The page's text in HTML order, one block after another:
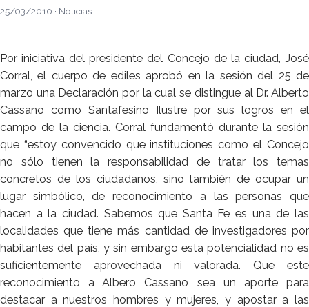
25/03/2010 · Noticias
Por iniciativa del presidente del Concejo de la ciudad, José
Corral, el cuerpo de ediles aprobó en la sesión del 25 de
marzo una Declaración por la cual se distingue al Dr. Alberto
Cassano como Santafesino Ilustre por sus logros en el
campo de la ciencia. Corral fundamentó durante la sesión
que “estoy convencido que instituciones como el Concejo
no sólo tienen la responsabilidad de tratar los temas
concretos de los ciudadanos, sino también de ocupar un
lugar simbólico, de reconocimiento a las personas que
hacen a la ciudad. Sabemos que Santa Fe es una de las
localidades que tiene más cantidad de investigadores por
habitantes del país, y sin embargo esta potencialidad no es
suficientemente aprovechada ni valorada. Que este
reconocimiento a Albero Cassano sea un aporte para
destacar a nuestros hombres y mujeres, y apostar a las